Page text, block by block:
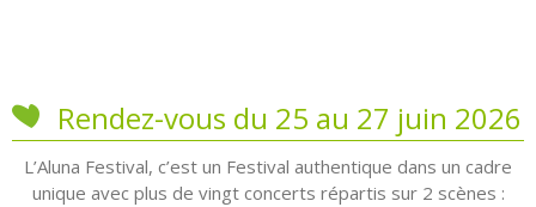
Rendez-vous du 25 au 27 juin 2026
L’Aluna Festival, c’est un Festival authentique dans un cadre
unique avec plus de vingt concerts répartis sur 2 scènes :